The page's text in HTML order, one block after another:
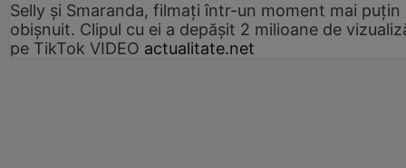
Selly și Smaranda, filmați într-un moment mai puțin
obișnuit. Clipul cu ei a depășit 2 milioane de
pe TikTok VIDEO actualitate.net